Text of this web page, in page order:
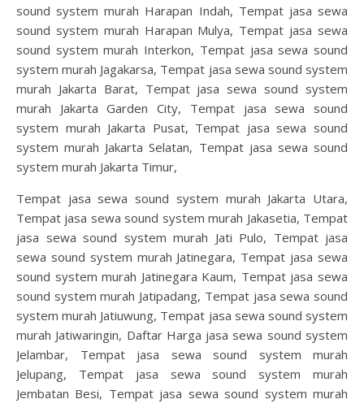
sound system murah Harapan Indah, Tempat jasa sewa
sound system murah Harapan Mulya, Tempat jasa sewa
sound system murah Interkon, Tempat jasa sewa sound
system murah Jagakarsa, Tempat jasa sewa sound system
murah Jakarta Barat, Tempat jasa sewa sound system
murah Jakarta Garden City, Tempat jasa sewa sound
system murah Jakarta Pusat, Tempat jasa sewa sound
system murah Jakarta Selatan, Tempat jasa sewa sound
system murah Jakarta Timur,
Tempat jasa sewa sound system murah Jakarta Utara,
Tempat jasa sewa sound system murah Jakasetia, Tempat
jasa sewa sound system murah Jati Pulo, Tempat jasa
sewa sound system murah Jatinegara, Tempat jasa sewa
sound system murah Jatinegara Kaum, Tempat jasa sewa
sound system murah Jatipadang, Tempat jasa sewa sound
system murah Jatiuwung, Tempat jasa sewa sound system
murah Jatiwaringin, Daftar Harga jasa sewa sound system
Jelambar, Tempat jasa sewa sound system murah
Jelupang, Tempat jasa sewa sound system murah
Jembatan Besi, Tempat jasa sewa sound system murah